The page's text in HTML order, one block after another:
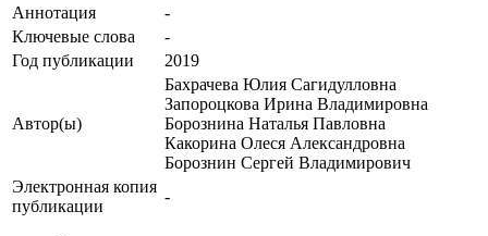
Аннотация
-
Ключевые cлова
-
Год публикации
2019
Автор(ы)
Бахрачева Юлия Сагидулловна
Запороцкова Ирина Владимировна
Борознина Наталья Павловна
Какорина Олеся Александровна
Борознин Сергей Владимирович
Электронная копия
публикации
-